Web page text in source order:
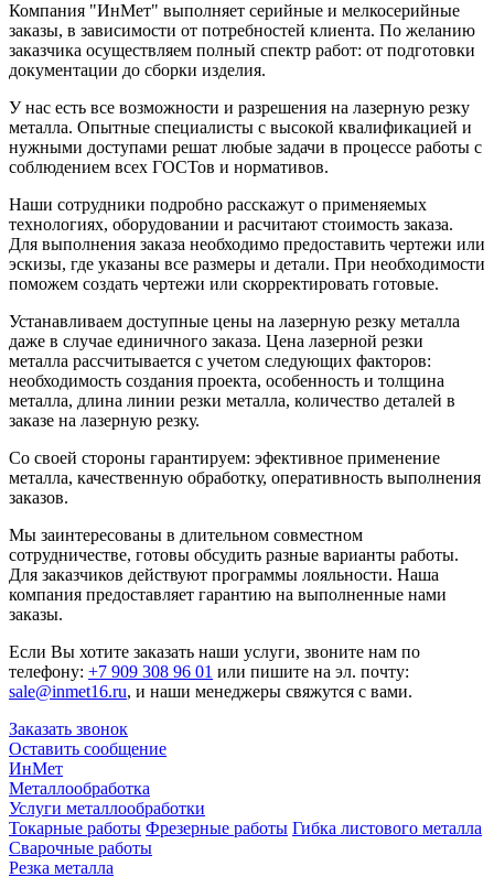
Компания "ИнМет" выполняет серийные и мелкосерийные
заказы, в зависимости от потребностей клиента. По желанию
заказчика осуществляем полный спектр работ: от подготовки
документации до сборки изделия.
У нас есть все возможности и разрешения на лазерную резку
металла. Опытные специалисты с высокой квалификацией и
нужными доступами решат любые задачи в процессе работы с
соблюдением всех ГОСТов и нормативов.
Наши сотрудники подробно расскажут о применяемых
технологиях, оборудовании и расчитают стоимость заказа.
Для выполнения заказа необходимо предоставить чертежи или
эскизы, где указаны все размеры и детали. При необходимости
поможем создать чертежи или скорректировать готовые.
Устанавливаем доступные цены на лазерную резку металла
даже в случае единичного заказа. Цена лазерной резки
металла рассчитывается с учетом следующих факторов:
необходимость создания проекта, особенность и толщина
металла, длина линии резки металла, количество деталей в
заказе на лазерную резку.
Со своей стороны гарантируем: эфективное применение
металла, качественную обработку, оперативность выполнения
заказов.
Мы заинтересованы в длительном совместном
сотрудничестве, готовы обсудить разные варианты работы.
Для заказчиков действуют программы лояльности. Наша
компания предоставляет гарантию на выполненные нами
заказы.
Если Вы хотите заказать наши услуги, звоните нам по
телефону: +7 909 308 96 01 или пишите на эл. почту:
sale@inmet16.ru, и наши менеджеры свяжутся с вами.
Заказать звонок
Оставить сообщение
ИнМет
Металлообработка
Услуги металлообработки
Токарные работы Фрезерные работы Гибка листового металла
Сварочные работы
Резка металла